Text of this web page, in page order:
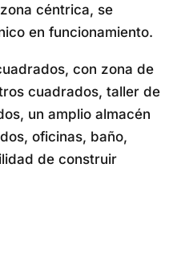
céntrica, se
en funcionamiento.
con zona de
cuadrados, taller de
un amplio almacén
oficinas, baño,
de construir